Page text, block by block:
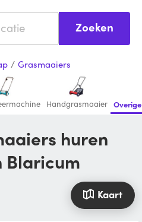
Zoeken
/ Grasmaaiers
Handgrasmaaier
Blaricum
Kaart